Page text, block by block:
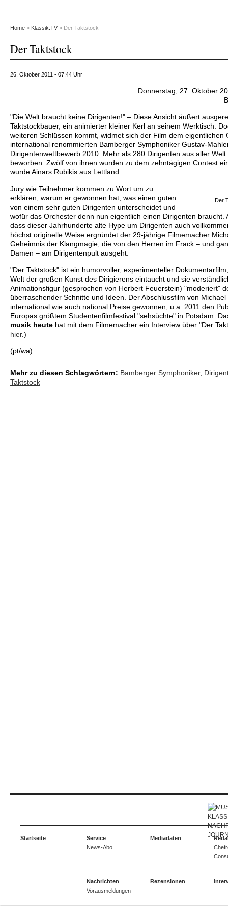
Home » Klassik.TV » Der Taktstock
Der Taktstock
26. Oktober 2011 - 07:44 Uhr
Donnerstag, 27. Oktober
"Die Welt braucht keine Dirigenten!" – Diese Ansicht äußert
Taktstockbauer, ein animierter kleiner Kerl an seinem Werktisch.
weiteren Schlüssen kommt, widmet sich der Film dem eigentlichen
international renommierten Bamberger Symphoniker Gustav-
Dirigentenwettbewerb 2010. Mehr als 280 Dirigenten aus aller
beworben. Zwölf von ihnen wurden zu dem zehntägigen Contest
wurde Ainars Rubikis aus Lettland.
Der
Jury wie Teilnehmer kommen zu Wort um zu
erklären, warum er gewonnen hat, was einen guten
von einem sehr guten Dirigenten unterscheidet und
wofür das Orchester denn nun eigentlich einen Dirigenten braucht.
dass dieser Jahrhunderte alte Hype um Dirigenten auch
höchst originelle Weise ergründet der 29-jährige Filmemacher
Geheimnis der Klangmagie, die von den Herren im Frack – und
Damen – am Dirigentenpult ausgeht.
"Der Taktstock" ist ein humorvoller, experimenteller
Welt der großen Kunst des Dirigierens eintaucht und sie
Animationsfigur (gesprochen von Herbert Feuerstein) "moderiert"
überraschender Schnitte und Ideen. Der Abschlussfilm von
international wie auch national Preise gewonnen, u.a. 2011 den
Europas größtem Studentenfilmfestival "sehsüchte" in Potsdam.
musik heute hat mit dem Filmemacher ein Interview über "Der
hier.)
(pt/wa)
Mehr zu diesen Schlagwörtern: Bamberger Symphoniker,
Taktstock
Startseite
Service
News-Abo
Mediadaten
Nachrichten
Vorausmeldungen
Rezensionen